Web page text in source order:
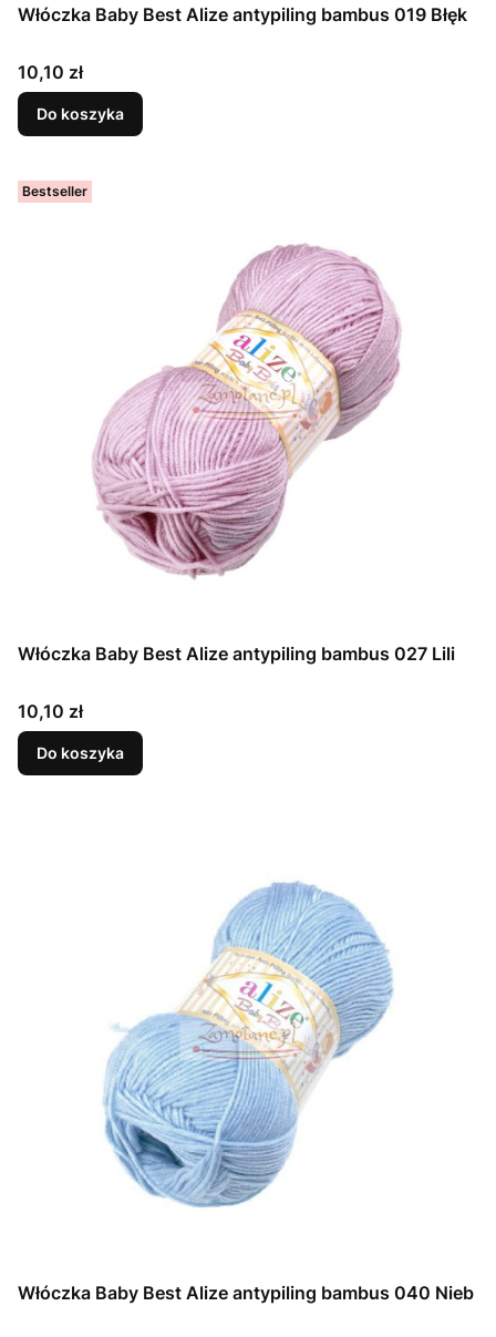
Włóczka Baby Best Alize antypiling bambus 019 Błęk
Cena
10,10 zł
Do koszyka
Bestseller
Włóczka Baby Best Alize antypiling bambus 027 Lili
Cena
10,10 zł
Do koszyka
Włóczka Baby Best Alize antypiling bambus 040 Nieb